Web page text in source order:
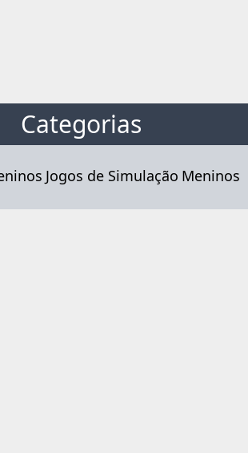
Categorias
Jogos de Simulação Meninos